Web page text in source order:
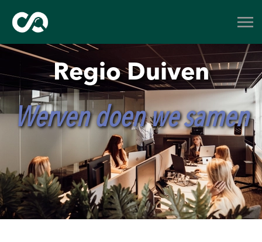
Regio Duiven
Werven doen we samen